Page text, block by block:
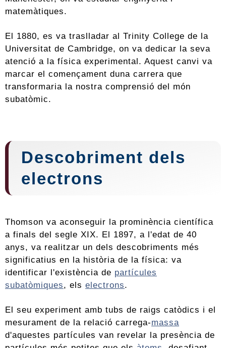
matemàtiques.
El 1880, es va traslladar al Trinity College de la
Universitat de Cambridge, on va dedicar la seva
atenció a la física experimental. Aquest canvi va
marcar el començament duna carrera que
transformaria la nostra comprensió del món
subatòmic.
Descobriment dels
electrons
Thomson va aconseguir la prominència científica
a finals del segle XIX. El 1897, a l'edat de 40
anys, va realitzar un dels descobriments més
significatius en la història de la física: va
identificar l'existència de partícules
subatòmiques, els electrons.
El seu experiment amb tubs de raigs catòdics i el
mesurament de la relació carrega-massa
d'aquestes partícules van revelar la presència de